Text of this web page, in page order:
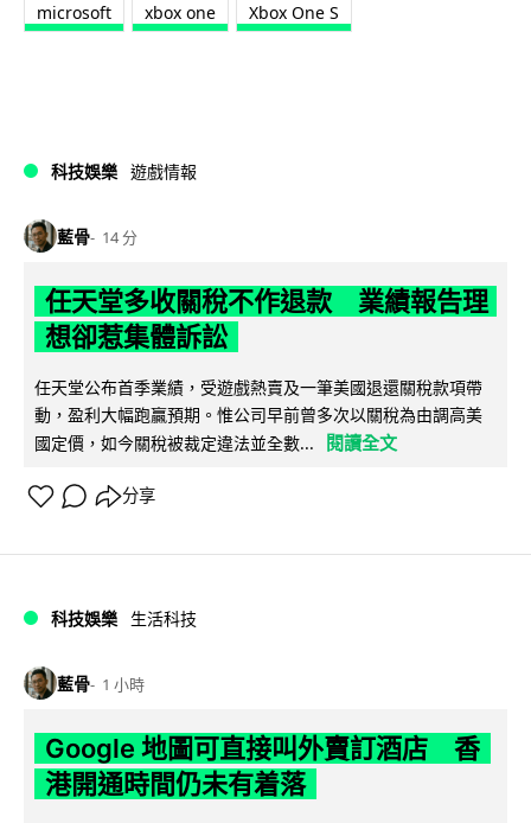
microsoft xbox one Xbox One S
科技娛樂 遊戲情報
藍骨 14 分
任天堂多收關稅不作退款 業績報告理
想卻惹集體訴訟
任天堂公布首季業績，受遊戲熱賣及一筆美國退還關稅款項帶
動，盈利大幅跑贏預期。惟公司早前曾多次以關稅為由調高美
國定價，如今關稅被裁定違法並全數...
閱讀全文
分享
科技娛樂 生活科技
藍骨 1 小時
Google 地圖可直接叫外賣訂酒店 香
港開通時間仍未有着落